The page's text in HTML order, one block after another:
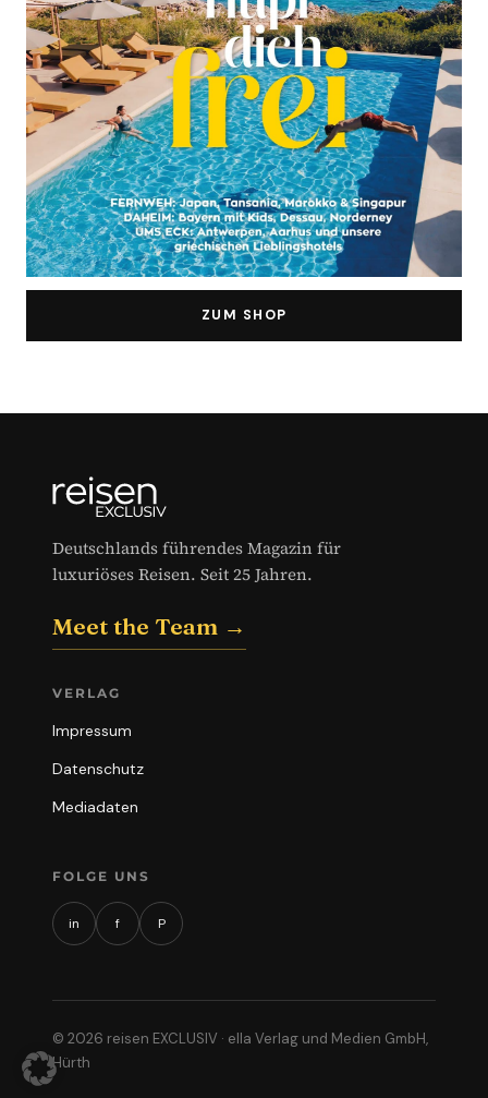
ZUM SHOP
Deutschlands führendes Magazin für
luxuriöses Reisen. Seit 25 Jahren.
Meet the Team →
VERLAG
Impressum
Datenschutz
Mediadaten
FOLGE UNS
in f P
© 2026 reisen EXCLUSIV · ella Verlag und Medien GmbH,
Hürth